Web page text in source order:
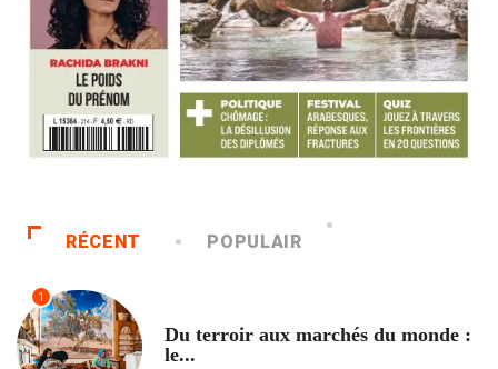
RÉCENT POPULAIR
1
Du terroir aux marchés du monde :
le...